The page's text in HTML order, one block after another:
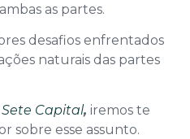
as partes.
desafios enfrentados
naturais das partes
Sete Capital, iremos te
sobre esse assunto.